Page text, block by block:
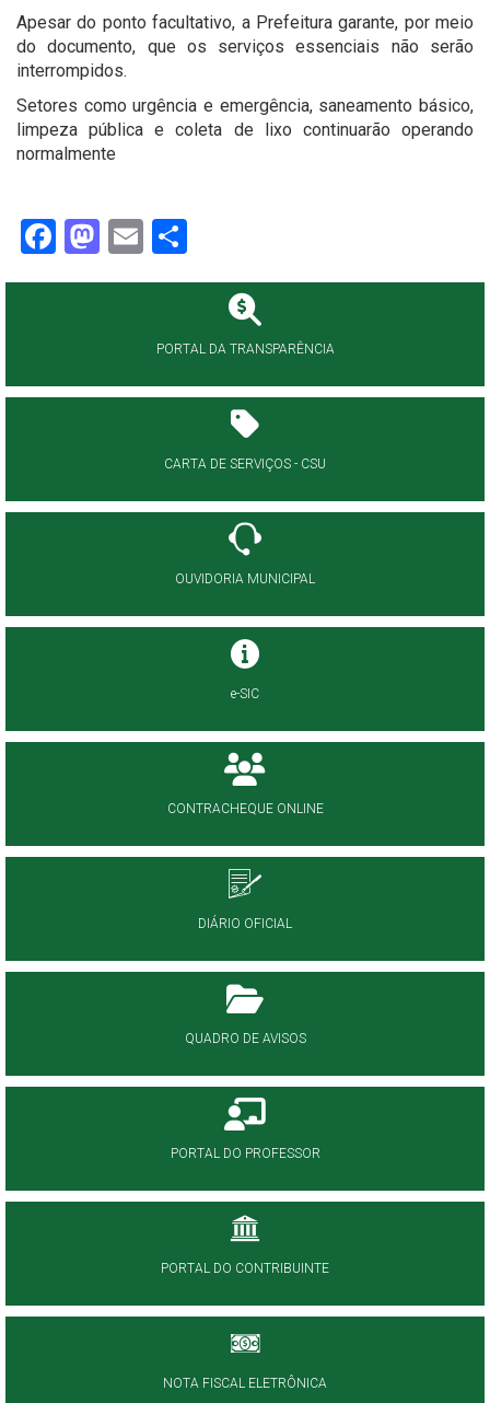
Apesar do ponto facultativo, a Prefeitura garante, por meio
do documento, que os serviços essenciais não serão
interrompidos.
Setores como urgência e emergência, saneamento básico,
limpeza pública e coleta de lixo continuarão operando
normalmente
Facebook
Mastodon
Email
PORTAL DA TRANSPARÊNCIA
CARTA DE SERVIÇOS - CSU
OUVIDORIA MUNICIPAL
e-SIC
CONTRACHEQUE ONLINE
DIÁRIO OFICIAL
QUADRO DE AVISOS
PORTAL DO PROFESSOR
PORTAL DO CONTRIBUINTE
NOTA FISCAL ELETRÔNICA